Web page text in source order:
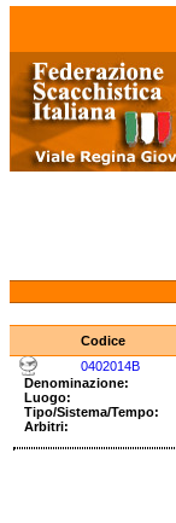
Codice
0402014B
Denominazione:
Luogo:
Tipo/Sistema/Tempo:
Arbitri: